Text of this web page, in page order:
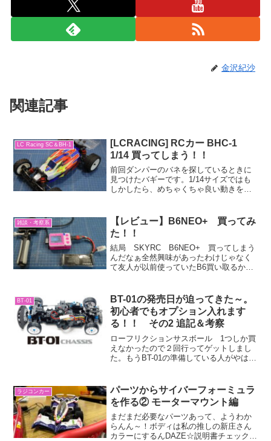
金沢紀沙
関連記事
LC Racing SC＆BH-1
[LCRACING] RCカー BHC-1
1/14 買ってしまう！！
前回ダンパーのバネを探しているときに
見つけたバギーです。1/14サイズではも
しかしたら、めちゃくちゃ良い動きをす
まう事に・・。というマシーンです。ど
んな車なのか？？LC...
雑談・考察系
【レビュー】B6NEO+ 買ってみ
た！！
結局 SKYRC B6NEO+ 買ってしまう
んだなぁ全然興味があったわけじゃなく
て友人が以前使っていたB6買い取るから
たかったので意外とＢ６使っている方が
おられて青と蛍...
BT-01
BT-01の発売日が迫ってきた～。
初心者でもオプション入れます
る！！ その2 追記＆考察
ローフリクションサスボール 1つしか買
えなかったので２回行ってゲットしまし
た。もうBT-01の準備している人がやはり
ますが買えない事が意外とあるのであと
２日お店近くの...
ラジコンカー
パーツからサイバーフォーミュラ
を作る② モーターマウント編
まだまだ必要なパーツあって、ようわか
らんん～！ボディは私の推しの新庄さん
カラーにするんDAZE☆説明書チェックシ